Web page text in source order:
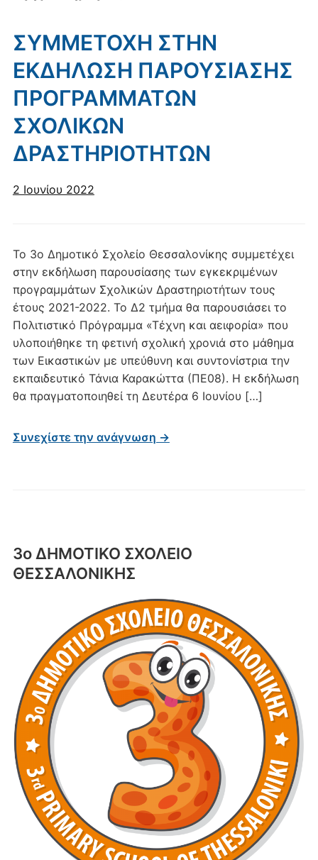
3ο ΔΗΜΟΤΙΚΟ ΣΧΟΛΕΙΟ
ΘΕΣΣΑΛΟΝΙΚΗΣ
ΣΥΜΜΕΤΟΧΗ ΣΤΗΝ
ΕΚΔΗΛΩΣΗ ΠΑΡΟΥΣΙΑΣΗΣ
ΠΡΟΓΡΑΜΜΑΤΩΝ
ΣΧΟΛΙΚΩΝ
ΔΡΑΣΤΗΡΙΟΤΗΤΩΝ
2 Ιουνίου 2022
Το 3ο Δημοτικό Σχολείο Θεσσαλονίκης συμμετέχει
στην εκδήλωση παρουσίασης των εγκεκριµένων
προγραµµάτων Σχολικών Δραστηριοτήτων τους
έτους 2021-2022. Το Δ2 τμήμα θα παρουσιάσει το
Πολιτιστικό Πρόγραμμα «Τέχνη και αειφορία» που
υλοποιήθηκε τη φετινή σχολική χρονιά στο μάθημα
των Εικαστικών με υπεύθυνη και συντονίστρια την
εκπαιδευτικό Τάνια Καρακώττα (ΠΕ08). Η εκδήλωση
θα πραγματοποιηθεί τη Δευτέρα 6 Ιουνίου […]
Συνεχίστε την ανάγνωση →